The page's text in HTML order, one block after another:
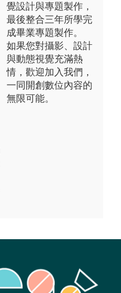
覺設計與專題製作，
最後整合三年所學完
成畢業專題製作。
如果您對攝影、設計
與動態視覺充滿熱
情，歡迎加入我們，
一同開創數位內容的
無限可能。